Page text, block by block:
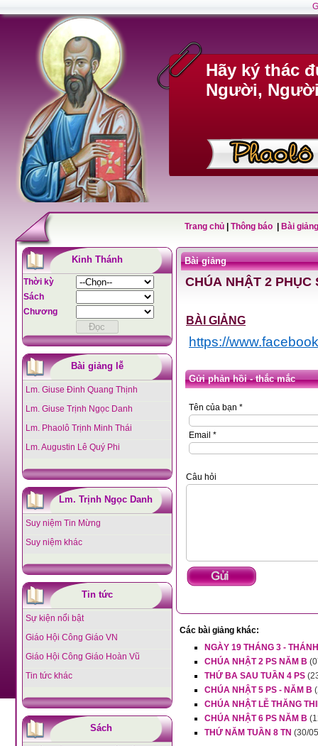
Hãy ký thác
Người,
Trang chủ Thông báo Bài
Kinh Thánh
Thời kỳ
Sách
Chương
Bài giảng lễ
Lm. Giuse Đinh Quang Thịnh
Lm. Giuse Trịnh Ngọc Danh
Lm. Phaolô Trịnh Minh Thái
Lm. Augustin Lê Quý Phi
Lm. Trịnh Ngọc Danh
Suy niệm Tin Mừng
Suy niệm khác
Tin tức
Sự kiện nổi bật
Giáo Hội Công Giáo VN
Giáo Hội Công Giáo Hoàn Vũ
Tin tức khác
Sách
Bài giảng
CHÚA NHẬT 2 PHỤC
BÀI GIẢNG
https://
Gửi phản hồi - thắc mắc
Tên của bạn *
Email *
Câu hỏi
Các bài giảng khác:
NGÀY 19 THÁNG 3 -
CHÚA NHẬT 2 PS NĂM B
THỨ BA SAU TUẦN 4 PS
CHÚA NHẬT 5 PS - NĂM B
CHÚA NHẬT LỄ THĂNG
CHÚA NHẬT 6 PS NĂM B
THỨ NĂM TUẦN 8 TN (30/